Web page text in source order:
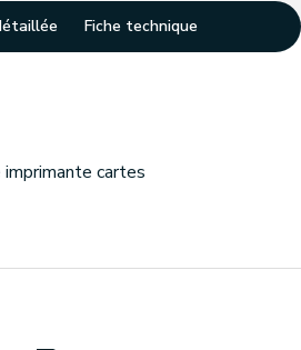
Fiche technique
cartes